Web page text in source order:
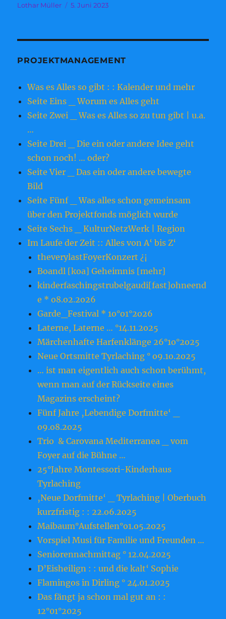
Autor
Lothar Müller
Veröffentlicht
5. Juni 2023
PROJEKTMANAGEMENT
Was es Alles so gibt : : Kalender und mehr
Seite Eins _ Worum es Alles geht
Seite Zwei _ Was es Alles so zu tun gibt | u.a.
…
Seite Drei _ Die ein oder andere Idee geht
schon noch! … oder?
Seite Vier _ Das ein oder andere bewegte
Bild
Seite Fünf _ Was alles schon gemeinsam
über den Projektfonds möglich wurde
Seite Sechs _ KulturNetzWerk | Region
Im Laufe der Zeit :: Alles von A‘ bis Z‘
theverylastFoyerKonzert ¿¡
Boandl [koa] Geheimnis [mehr]
kinderfaschingstrubelgaudi[fast]ohneend
e * o8.o2.2o26
Garde_Festival * 1o°o1°2o26
Laterne, Laterne … °14.11.2o25
Märchenhafte Harfenklänge 26°1o°2o25
Neue Ortsmitte Tyrlaching ° o9.1o.2o25
… ist man eigentlich auch schon berühmt,
wenn man auf der Rückseite eines
Magazins erscheint?
Fünf Jahre ‚Lebendige Dorfmitte‘ _
o9.o8.2o25
Trio & Carovana Mediterranea _ vom
Foyer auf die Bühne …
25°Jahre Montessori-Kinderhaus
Tyrlaching
‚Neue Dorfmitte‘ _ Tyrlaching | Oberbuch
kurzfristig : : 22.o6.2o25
Maibaum°Aufstellen°o1.o5.2o25
Vorspiel Musi für Familie und Freunden …
Seniorennachmittag ° 12.04.2025
D’Eisheilign : : und die kalt‘ Sophie
Flamingos in Dirling ° 24.01.2025
Das fängt ja schon mal gut an : :
12°01°2025